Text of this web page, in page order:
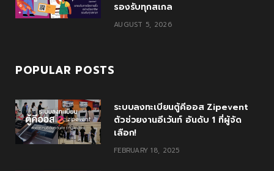
รองรับทุกสเกล
AUGUST 5, 2026
POPULAR POSTS
ระบบลงทะเบียนตู้คีออส Zipevent
ตัวช่วยงานอีเว้นท์ อันดับ 1 ที่ผู้จัด
เลือก!
FEBRUARY 18, 2025